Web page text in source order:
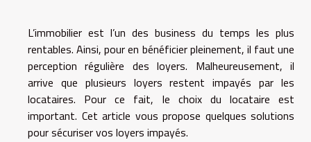
L’immobilier est l’un des business du temps les plus
rentables. Ainsi, pour en bénéficier pleinement, il faut une
perception régulière des loyers. Malheureusement, il
arrive que plusieurs loyers restent impayés par les
locataires. Pour ce fait, le choix du locataire est
important. Cet article vous propose quelques solutions
pour sécuriser vos loyers impayés.